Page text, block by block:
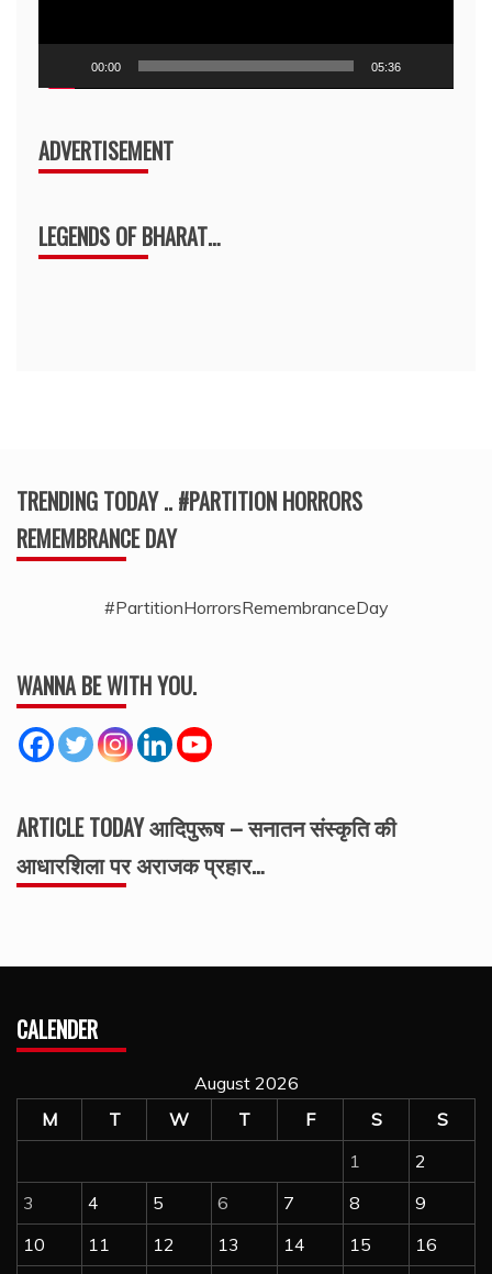
00:00 05:36
ADVERTISEMENT
LEGENDS OF BHARAT…
TRENDING TODAY .. #PARTITION HORRORS
REMEMBRANCE DAY
#PartitionHorrorsRemembranceDay
WANNA BE WITH YOU.
ARTICLE TODAY आदिपुरूष – सनातन संस्कृति की
आधारशिला पर अराजक प्रहार…
CALENDER
August 2026
M
T W T F S
S
1
2
3
4 5 6 7 8
9
10
11 12 13 14 15
16